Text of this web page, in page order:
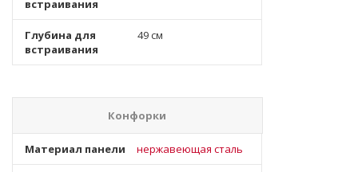
встраивания
Глубина для
встраивания
49 см
Конфорки
Материал панели нержавеющая сталь